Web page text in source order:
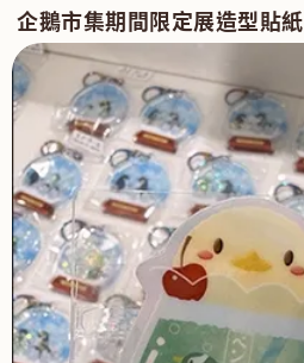
企鵝市集期間限定展造型貼紙